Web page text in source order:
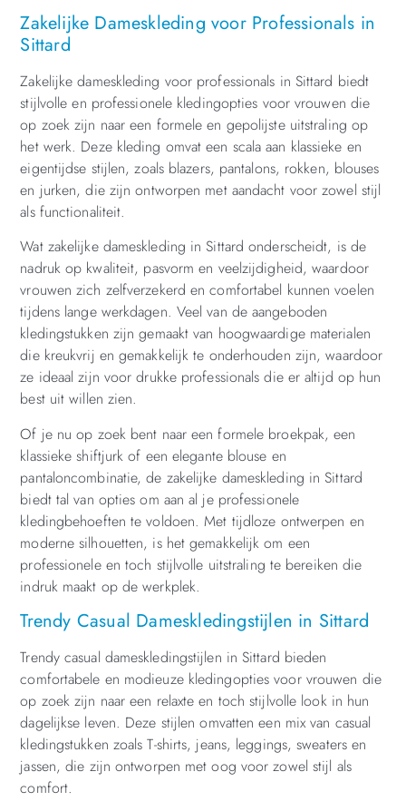
Zakelijke Dameskleding voor Professionals in
Sittard
Zakelijke dameskleding voor professionals in Sittard biedt
stijlvolle en professionele kledingopties voor vrouwen die
op zoek zijn naar een formele en gepolijste uitstraling op
het werk. Deze kleding omvat een scala aan klassieke en
eigentijdse stijlen, zoals blazers, pantalons, rokken, blouses
en jurken, die zijn ontworpen met aandacht voor zowel stijl
als functionaliteit.
Wat zakelijke dameskleding in Sittard onderscheidt, is de
nadruk op kwaliteit, pasvorm en veelzijdigheid, waardoor
vrouwen zich zelfverzekerd en comfortabel kunnen voelen
tijdens lange werkdagen. Veel van de aangeboden
kledingstukken zijn gemaakt van hoogwaardige materialen
die kreukvrij en gemakkelijk te onderhouden zijn, waardoor
ze ideaal zijn voor drukke professionals die er altijd op hun
best uit willen zien.
Of je nu op zoek bent naar een formele broekpak, een
klassieke shiftjurk of een elegante blouse en
pantaloncombinatie, de zakelijke dameskleding in Sittard
biedt tal van opties om aan al je professionele
kledingbehoeften te voldoen. Met tijdloze ontwerpen en
moderne silhouetten, is het gemakkelijk om een
professionele en toch stijlvolle uitstraling te bereiken die
indruk maakt op de werkplek.
Trendy Casual Dameskledingstijlen in Sittard
Trendy casual dameskledingstijlen in Sittard bieden
comfortabele en modieuze kledingopties voor vrouwen die
op zoek zijn naar een relaxte en toch stijlvolle look in hun
dagelijkse leven. Deze stijlen omvatten een mix van casual
kledingstukken zoals T-shirts, jeans, leggings, sweaters en
jassen, die zijn ontworpen met oog voor zowel stijl als
comfort.